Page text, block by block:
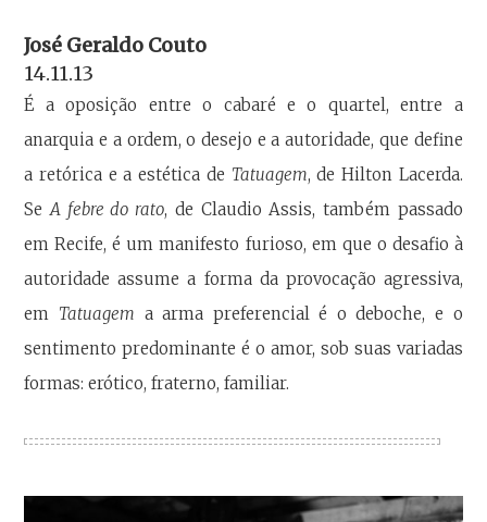
José Geraldo Couto
14.11.13
É a oposição entre o cabaré e o quartel, entre a
anarquia e a ordem, o desejo e a autoridade, que define
a retórica e a estética de Tatuagem, de Hilton Lacerda.
SeA febre do rato, de Claudio Assis, também passado
em Recife, é um manifesto furioso, em que o desafio à
autoridade assume a forma da provocação agressiva,
em Tatuagem a arma preferencial é o deboche, e o
sentimento predominante é o amor, sob suas variadas
formas: erótico, fraterno, familiar.